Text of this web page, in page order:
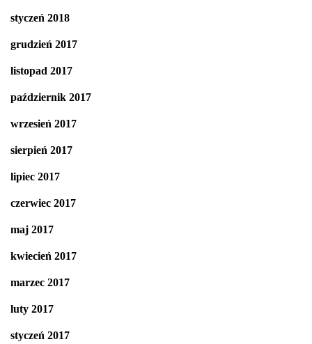
styczeń 2018
grudzień 2017
listopad 2017
październik 2017
wrzesień 2017
sierpień 2017
lipiec 2017
czerwiec 2017
maj 2017
kwiecień 2017
marzec 2017
luty 2017
styczeń 2017